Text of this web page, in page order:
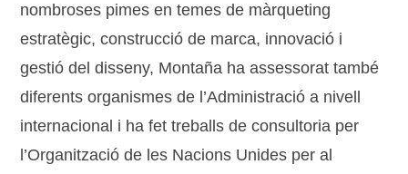
nombroses pimes en temes de màrqueting
estratègic, construcció de marca, innovació i
gestió del disseny, Montaña ha assessorat també
diferents organismes de l’Administració a nivell
internacional i ha fet treballs de consultoria per
l’Organització de les Nacions Unides per al